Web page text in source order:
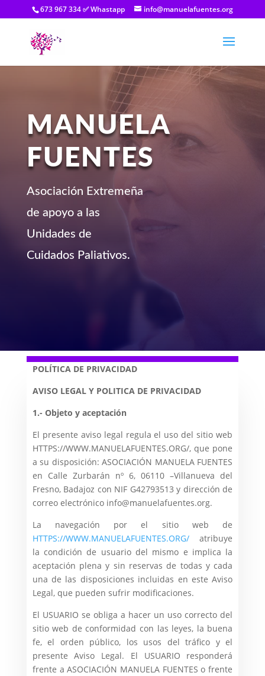
673 967 334 ✅ Whastapp info@manuelafuentes.org
MANUELA
FUENTES
Asociación Extremeña
de apoyo a las
Unidades de
Cuidados Paliativos.
POLÍTICA DE PRIVACIDAD
AVISO LEGAL Y POLITICA DE PRIVACIDAD
1.- Objeto y aceptación
El presente aviso legal regula el uso del sitio web
HTTPS://WWW.MANUELAFUENTES.ORG/, que pone
a su disposición: ASOCIACIÓN MANUELA FUENTES
en Calle Zurbarán nº 6, 06110 –Villanueva del
Fresno, Badajoz con NIF G42793513 y dirección de
correo electrónico info@manuelafuentes.org.
La navegación por el sitio web de
HTTPS://WWW.MANUELAFUENTES.ORG/atribuye
la condición de usuario del mismo e implica la
aceptación plena y sin reservas de todas y cada
una de las disposiciones incluidas en este Aviso
Legal, que pueden sufrir modificaciones.
El USUARIO se obliga a hacer un uso correcto del
sitio web de conformidad con las leyes, la buena
fe, el orden público, los usos del tráfico y el
presente Aviso Legal. El USUARIO responderá
frente a ASOCIACIÓN MANUELA FUENTES o frente